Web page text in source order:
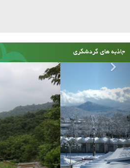
جاذبه های گردشگری